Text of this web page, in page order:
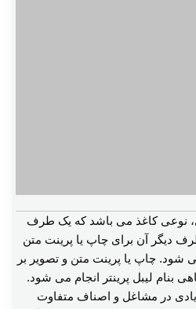
نوعی کاغذ می باشد که یک طرف
دیگر آن برای چاپ یا پرینت متن
شود. چاپ یا پرینت متن و تصویر بر
بنام لیبل پرینتر انجام می شود.
در مشاغل و اصناف متفاوت